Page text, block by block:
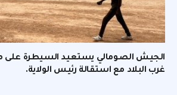
الجيش الصومالي يستعيد السيطرة على
غرب البلاد مع استقالة رئيس الولاية.